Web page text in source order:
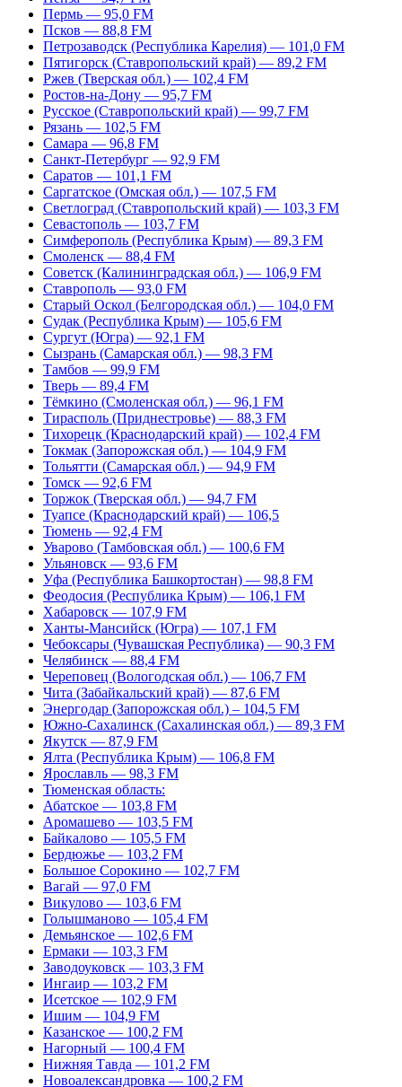
Пермь — 95,0 FM
Псков — 88,8 FM
Петрозаводск (Республика Карелия) — 101,0 FM
Пятигорск (Ставропольский край) — 89,2 FM
Ржев (Тверская обл.) — 102,4 FM
Ростов-на-Дону — 95,7 FM
Русское (Ставропольский край) — 99,7 FM
Рязань — 102,5 FM
Самара — 96,8 FM
Санкт-Петербург — 92,9 FM
Саратов — 101,1 FM
Саргатское (Омская обл.) — 107,5 FM
Светлоград (Ставропольский край) — 103,3 FM
Севастополь — 103,7 FM
Симферополь (Республика Крым) — 89,3 FM
Смоленск — 88,4 FM
Советск (Калининградская обл.) — 106,9 FM
Ставрополь — 93,0 FM
Старый Оскол (Белгородская обл.) — 104,0 FM
Судак (Республика Крым) — 105,6 FM
Сургут (Югра) — 92,1 FM
Сызрань (Самарская обл.) — 98,3 FM
Тамбов — 99,9 FM
Тверь — 89,4 FM
Тёмкино (Смоленская обл.) — 96,1 FM
Тирасполь (Приднестровье) — 88,3 FM
Тихорецк (Краснодарский край) — 102,4 FM
Токмак (Запорожская обл.) — 104,9 FM
Тольятти (Самарская обл.) — 94,9 FM
Томск — 92,6 FM
Торжок (Тверская обл.) — 94,7 FM
Туапсе (Краснодарский край) — 106,5
Тюмень — 92,4 FM
Уварово (Тамбовская обл.) — 100,6 FM
Ульяновск — 93,6 FM
Уфа (Республика Башкортостан) — 98,8 FM
Феодосия (Республика Крым) — 106,1 FM
Хабаровск — 107,9 FM
Ханты-Мансийск (Югра) — 107,1 FM
Чебоксары (Чувашская Республика) — 90,3 FM
Челябинск — 88,4 FM
Череповец (Вологодская обл.) — 106,7 FM
Чита (Забайкальский край) — 87,6 FM
Энергодар (Запорожская обл.) – 104,5 FM
Южно-Сахалинск (Сахалинская обл.) — 89,3 FM
Якутск — 87,9 FM
Ялта (Республика Крым) — 106,8 FM
Ярославль — 98,3 FM
Тюменская область:
Абатское — 103,8 FM
Аромашево — 103,5 FM
Байкалово — 105,5 FM
Бердюжье — 103,2 FM
Большое Сорокино — 102,7 FM
Вагай — 97,0 FM
Викулово — 103,6 FM
Голышманово — 105,4 FM
Демьянское — 102,6 FM
Ермаки — 103,3 FM
Заводоуковск — 103,3 FM
Ингаир — 103,2 FM
Исетское — 102,9 FM
Ишим — 104,9 FM
Казанское — 100,2 FM
Нагорный — 100,4 FM
Нижняя Тавда — 101,2 FM
Новоалександровка — 100,2 FM